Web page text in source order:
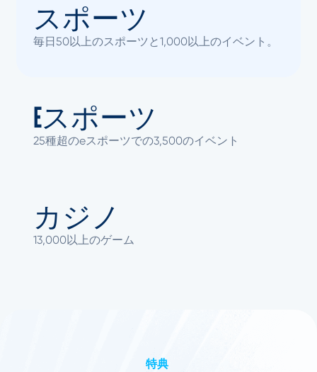
スポーツ
毎日50以上のスポーツと1,000以上のイベント。
Eスポーツ
25種超のeスポーツでの3,500のイベント
カジノ
13,000以上のゲーム
特典